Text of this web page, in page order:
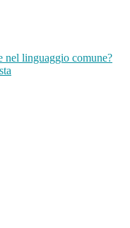
nel linguaggio comune?